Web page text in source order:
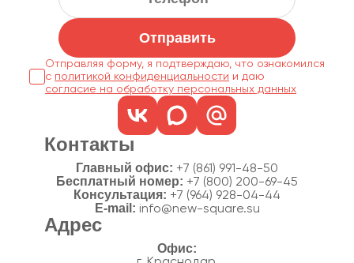
Отправить
Отправляя форму, я подтверждаю, что ознакомился
с политикой конфиденциальности
согласие на обработку персональных данных
Контакты
Главный офис: +7 (861) 991-48-50
Бесплатный номер: +7 (800) 200-69-45
Консультация: +7 (964) 928-04-44
E-mail: info@new-square.su
Адрес